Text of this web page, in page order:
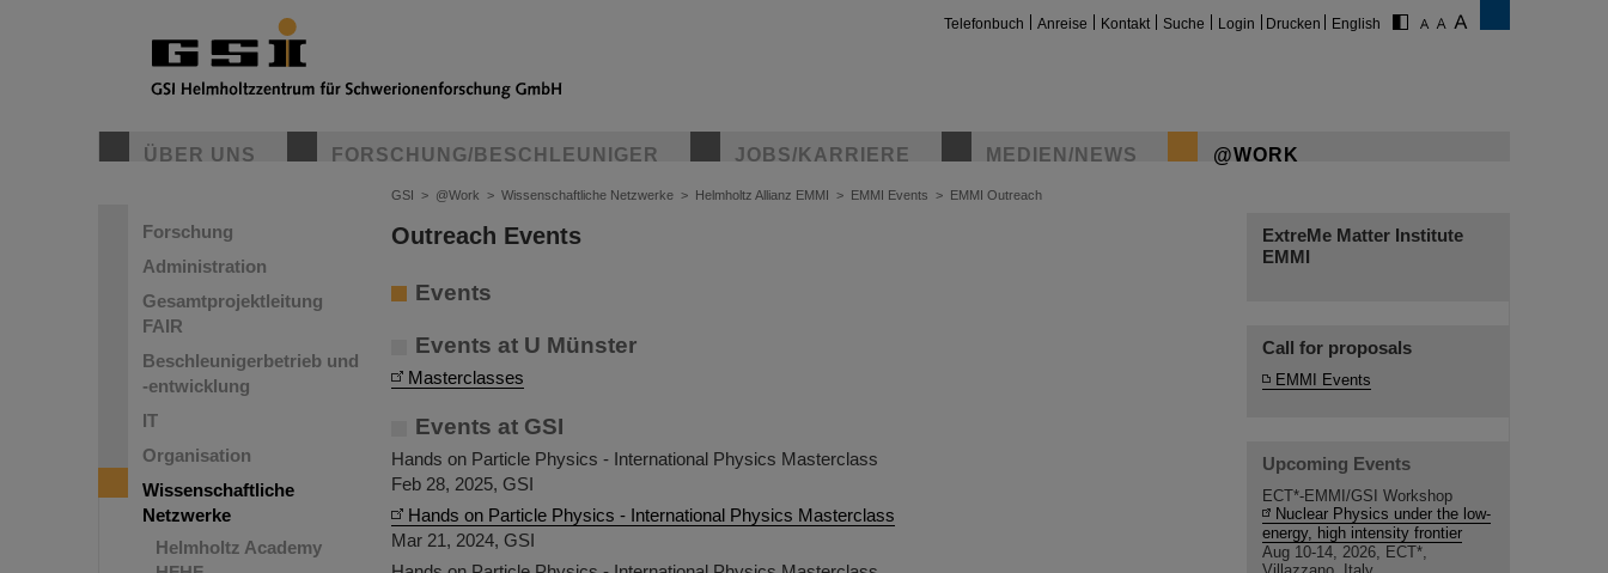
Telefonbuch Anreise Kontakt Suche Login Drucken English
ÜBER UNS FORSCHUNG/BESCHLEUNIGER JOBS/KARRIERE MEDIEN/NEWS @WORK
Forschung
Administration
Gesamtprojektleitung
FAIR
Beschleunigerbetrieb und
-entwicklung
IT
Organisation
Wissenschaftliche
Netzwerke
Helmholtz Academy
GSI > @Work > Wissenschaftliche Netzwerke > Helmholtz Allianz EMMI > EMMI Events > EMMI Outreach
Outreach Events
Events
Events at U Münster
Masterclasses
Events at GSI
Hands on Particle Physics - International Physics Masterclass
Feb 28, 2025, GSI
Hands on Particle Physics - International Physics Masterclass
Mar 21, 2024, GSI
ExtreMe Matter Institute
EMMI
Call for proposals
EMMI Events
Upcoming Events
ECT*-EMMI/GSI Workshop
Nuclear Physics under the low-
energy, high intensity frontier
Aug 10-14, 2026, ECT*,